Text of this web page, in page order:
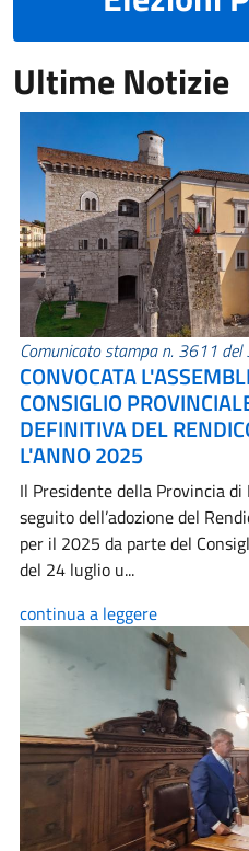
Ultime Notizie
Comunicato stampa n. 3611
CONVOCATA
CONSIGLIO
DEFINITIVA DEL
L'ANNO 2025
Il Presidente della Provincia
seguito dell’adozione del
per il 2025 da parte del
del 24 luglio u...
continua a leggere